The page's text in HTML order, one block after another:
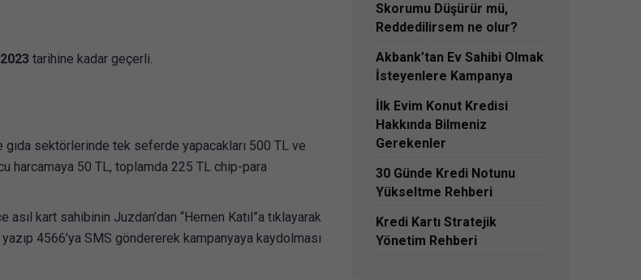
tarihine kadar geçerli.
gıda sektörlerinde tek seferde yapacakları 500 TL ve
harcamaya 50 TL, toplamda 225 TL chip-para
kart sahibinin Juzdan’dan “Hemen Katıl”a tıklayarak
4566’ya SMS göndererek kampanyaya kaydolması
Skorumu Düşürür mü,
Reddedilirsem ne olur?
Akbank’tan Ev Sahibi Olmak
İsteyenlere Kampanya
İlk Evim Konut Kredisi
Hakkında Bilmeniz
Gerekenler
30 Günde Kredi Notunu
Yükseltme Rehberi
Kredi Kartı Stratejik
Yönetim Rehberi